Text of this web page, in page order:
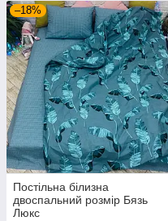
–18%
Постільна білизна
двоспальний розмір Бязь
Люкс